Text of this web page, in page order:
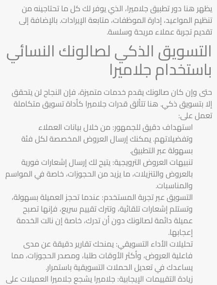
يظهر هنا دور تطبيق جلاميرا، الذي يوفر لك كل ما تحتاجينه من
تنظيم المواعيد، إدارة الموظفات، متابعة الإيرادات. بالإضافة إلى
تقديم تجربة عملاء مريحة وسلسة.
التسويق الذكي لصالونك النسائي
باستخدام جلاميرا
حتى وإن كان صالونك يقدم خدمات متميزة، فإن النجاح لن يتحقق
إلا بتسويق ذكي. هنا تتألق قدرات جلاميرا كأداة تسويق متكاملة
تعمل على:
استهداف دقيق للجمهور: من خلال بيانات العملاء
وتفضيلاتهم. يمكنك إرسال العروض المخصصة لكل فئة
بسهولة عبر التطبيق.
تنبيهات العروض الترويجية: يتيح لك إرسال إشعارات فورية
بالعروض والتنزيلات، ما يزيد من الحجوزات، خاصة في المواسم
والمناسبات.
التسويق عبر تجربة المستخدم: عندما تحجز العميلة بسهولة،
وتستلم إشعارات تلقائية، وتترك تقييم سريع، فإنها تصبح
عميلة دائمة لصالونك دون أن تدرك، خاصة إن نالت الخدمة
إعجابها.
تحليلات الأداء التسويقي: يمنحك تقارير دقيقة عن مدى
فاعلية العروض، وأكثر الأوقات طلبا، ومصدر الحجوزات، مما
يساعدك في تعديل الحملات التسويقية باستمرار.
زيادة التقييمات الإيجابية: جلاميرا يشجع جلاميرا العميلات على